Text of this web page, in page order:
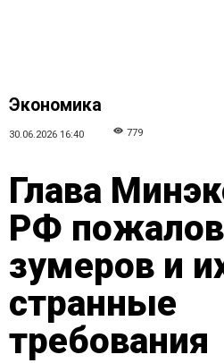
Экономика
30.06.2026 16:40 779
Глава
РФ
зумеров и
странные
требования